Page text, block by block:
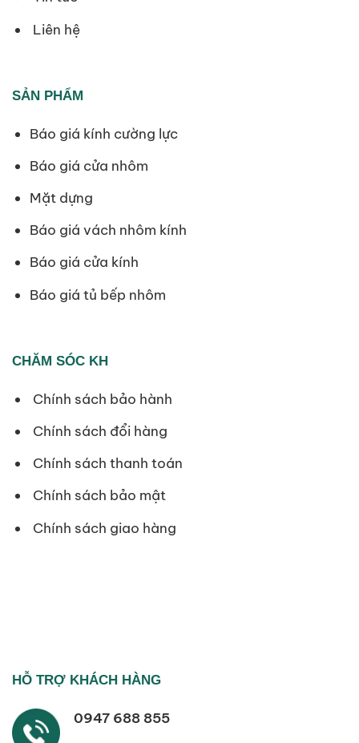
Liên hệ
SẢN PHẨM
Báo giá kính cường lực
Báo giá cửa nhôm
Mặt dựng
Báo giá vách nhôm kính
Báo giá cửa kính
Báo giá tủ bếp nhôm
CHĂM SÓC KH
Chính sách bảo hành
Chính sách đổi hàng
Chính sách thanh toán
Chính sách bảo mật
Chính sách giao hàng
HỖ TRỢ KHÁCH HÀNG
0947 688 855